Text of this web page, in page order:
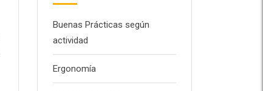
Buenas Prácticas según
actividad
Ergonomía